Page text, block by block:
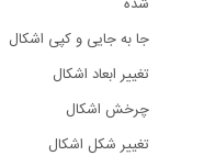
جا به جایی و کپی اشکال
تغییر ابعاد اشکال
چرخش اشکال
تغییر شکل اشکال